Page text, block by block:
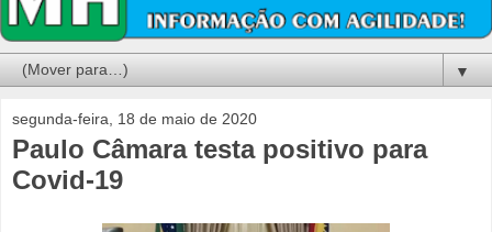
▼
segunda-feira, 18 de maio de 2020
Paulo Câmara testa positivo para
Covid-19